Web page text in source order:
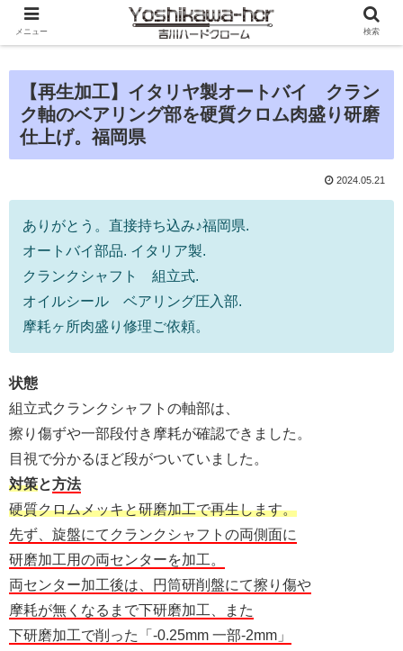
【再生加工】イタリヤ製オートバイ クラン
ク軸のベアリング部を硬質クロム肉盛り研磨
仕上げ。福岡県
2024.05.21
ありがとう。直接持ち込み♪福岡県.
オートバイ部品. イタリア製.
クランクシャフト 組立式.
オイルシール ベアリング圧入部.
摩耗ヶ所肉盛り修理ご依頼。
状態
組立式クランクシャフトの軸部は、
擦り傷ずや一部段付き摩耗が確認できました。
目視で分かるほど段がついていました。
対策と方法
硬質クロムメッキと研磨加工で再生します。
先ず、旋盤にてクランクシャフトの両側面に
研磨加工用の両センターを加工。
両センター加工後は、円筒研削盤にて擦り傷や
摩耗が無くなるまで下研磨加工、また
下研磨加工で削った「-0.25mm 一部-2mm」
メニュー 検索